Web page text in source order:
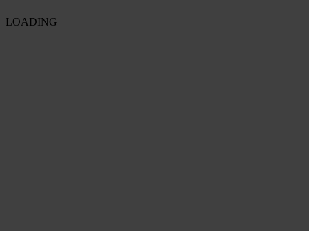
LOADING